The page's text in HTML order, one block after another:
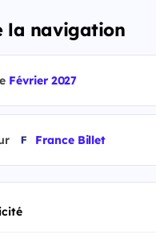
la navigation
Février 2027
France Billet